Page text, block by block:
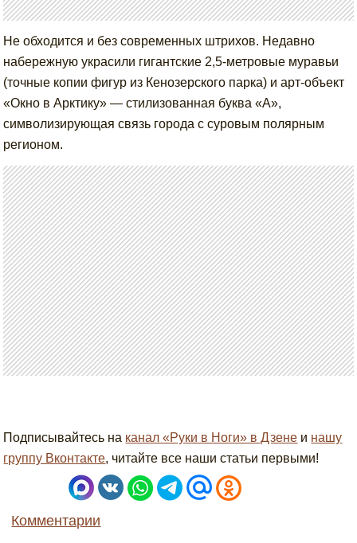
Не обходится и без современных штрихов. Недавно
набережную украсили гигантские 2,5-метровые муравьи
(точные копии фигур из Кенозерского парка) и арт-объект
«Окно в Арктику» — стилизованная буква «А»,
символизирующая связь города с суровым полярным
регионом.
Подписывайтесь на канал «Руки в Ноги» в Дзене и нашу
группу Вконтакте, читайте все наши статьи первыми!
Комментарии